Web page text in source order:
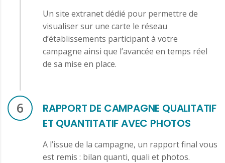
Un site extranet dédié pour permettre de
visualiser sur une carte le réseau
d’établissements participant à votre
campagne ainsi que l’avancée en temps réel
de sa mise en place.
6
RAPPORT DE CAMPAGNE QUALITATIF
ET QUANTITATIF AVEC PHOTOS
A l’issue de la campagne, un rapport final vous
est remis : bilan quanti, quali et photos.